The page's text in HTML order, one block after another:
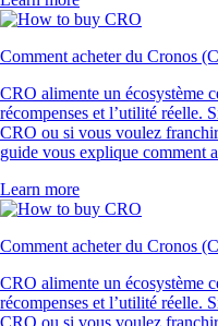
Comment acheter du Cronos
CRO alimente un écosystème
récompenses et l’utilité réelle.
CRO ou si vous voulez
guide vous explique comment
Learn more
Comment acheter du Cronos
CRO alimente un écosystème
récompenses et l’utilité réelle.